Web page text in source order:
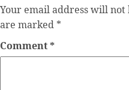
Your email address will not
are marked *
Comment*